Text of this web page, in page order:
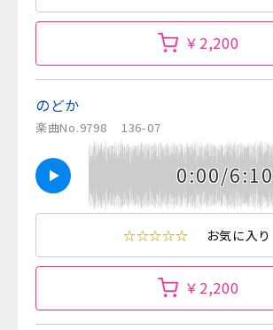
￥2,200
のどか
楽曲No.9798 136-07
0:00/6:10
☆☆☆☆☆ お気に入り
￥2,200